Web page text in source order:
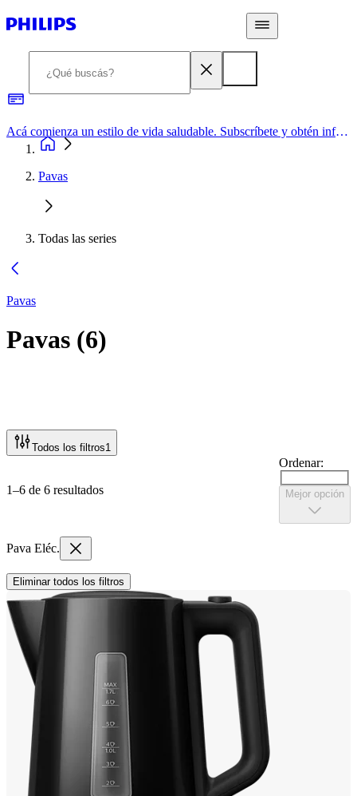
Acá comienza un estilo de vida saludable. Subscríbete y obtén información de primera mano
Pavas
Todas las series
Pavas
Pavas (6)
Todos los filtros1
1–6 de 6 resultados
Ordenar:
Mejor opción
Pava Eléc.
Eliminar todos los filtros